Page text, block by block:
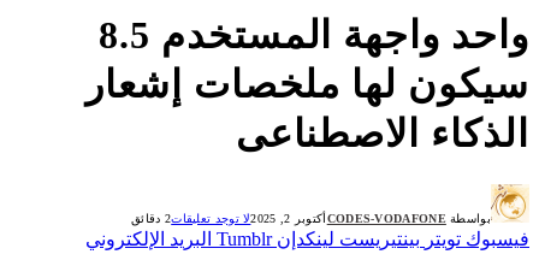
واحد واجهة المستخدم 8.5
سيكون لها ملخصات إشعار
الذكاء الاصطناعى
بواسطة CODES-VODAFONE أكتوبر 2, 2025 لا توجد تعليقات2 دقائق
فيسبوك تويتر بينتيريست لينكدإن Tumblr البريد الإلكتروني